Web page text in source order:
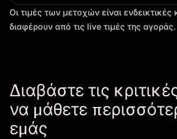
Οι τιμές των μετοχών είναι ενδεικτικές
διαφέρουν από τις live τιμές της αγοράς.
Διαβάστε τις
να μάθετε
εμάς